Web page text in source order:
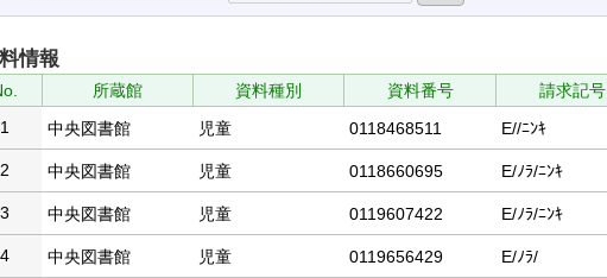
情報
所蔵館 資料種別 資料番号 請求記号
1
中央図書館 児童 0118468511 E//ﾆﾝｷ
2 中央図書館 児童 0118660695 E/ﾉﾗ/ﾆﾝｷ
3 中央図書館 児童 0119607422 E/ﾉﾗ/ﾆﾝｷ
4 中央図書館 児童 0119656429 E/ﾉﾗ/